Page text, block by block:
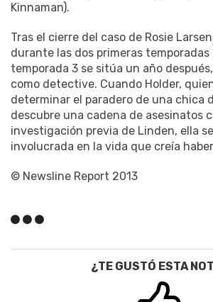
Kinnaman).
Tras el cierre del caso de Rosie
durante las dos primeras temporadas
temporada 3 se sitúa un año
como detective. Cuando Holder,
determinar el paradero de una chica
descubre una cadena de asesinatos
investigación previa de Linden, ella
involucrada en la vida que creía
© Newsline Report 2013
¿TE GUSTÓ ESTA